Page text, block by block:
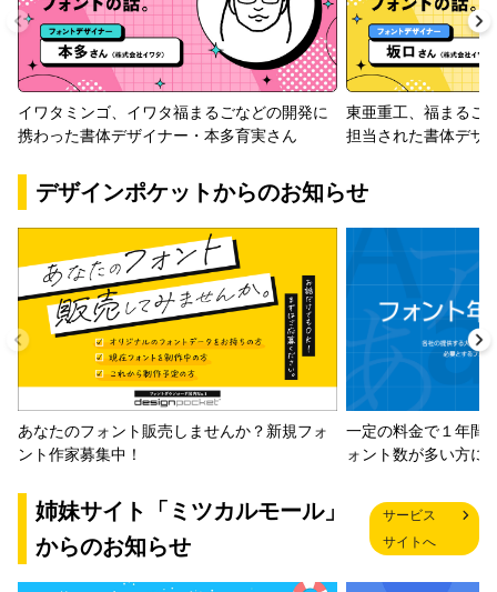
イワタミンゴ、イワタ福まるごなどの開発に
携わった書体デザイナー・本多育実さん
東亜重工、福まるご
担当された書体デザ
デザインポケットからのお知らせ
あなたのフォント販売しませんか？新規フォ
ント作家募集中！
一定の料金で１年間
ォント数が多い方に
姉妹サイト「ミツカルモール」
からのお知らせ
サービス
サイトへ